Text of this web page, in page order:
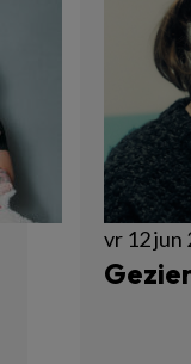
vr 12 jun